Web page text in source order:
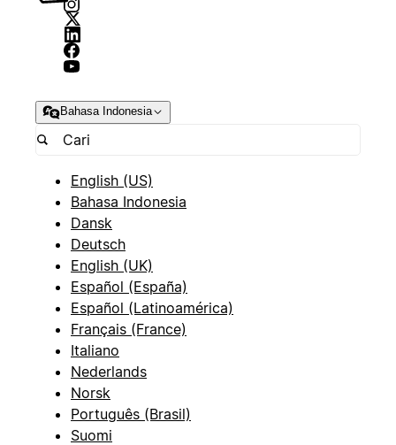
Bahasa Indonesia
English (US)
Bahasa Indonesia
Dansk
Deutsch
English (UK)
Español (España)
Español (Latinoamérica)
Français (France)
Italiano
Nederlands
Norsk
Português (Brasil)
Suomi